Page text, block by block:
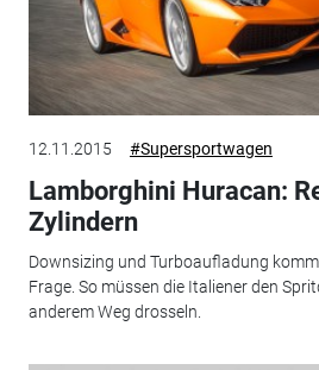
12.11.2015 #Supersportwagen
Lamborghini Huracan:
Zylindern
Downsizing und Turboaufladung
Frage. So müssen die Italiener den
anderem Weg drosseln.